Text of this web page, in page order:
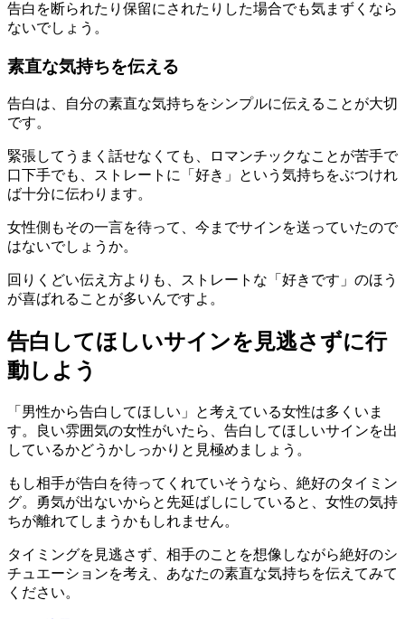
告白を断られたり保留にされたりした場合でも気まずくなら
ないでしょう。
素直な気持ちを伝える
告白は、自分の素直な気持ちをシンプルに伝えることが大切
です。
緊張してうまく話せなくても、ロマンチックなことが苦手で
口下手でも、ストレートに「好き」という気持ちをぶつけれ
ば十分に伝わります。
女性側もその一言を待って、今までサインを送っていたので
はないでしょうか。
回りくどい伝え方よりも、ストレートな「好きです」のほう
が喜ばれることが多いんですよ。
告白してほしいサインを見逃さずに行
動しよう
「男性から告白してほしい」と考えている女性は多くいま
す。良い雰囲気の女性がいたら、告白してほしいサインを出
しているかどうかしっかりと見極めましょう。
もし相手が告白を待ってくれていそうなら、絶好のタイミン
グ。勇気が出ないからと先延ばしにしていると、女性の気持
ちが離れてしまうかもしれません。
タイミングを見逃さず、相手のことを想像しながら絶好のシ
チュエーションを考え、あなたの素直な気持ちを伝えてみて
ください。